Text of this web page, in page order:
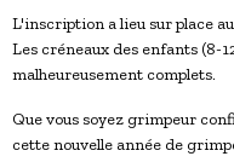
L'inscription a lieu sur place
Les créneaux des enfants (8-
malheureusement complets.
Que vous soyez grimpeur
cette nouvelle année de